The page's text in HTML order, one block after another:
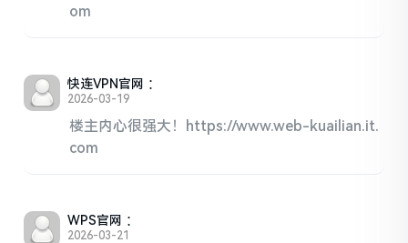
om
快连VPN官网 ：
2026-03-19
楼主内心很强大！https://www.web-kuailian.it.
com
WPS官网 ：
2026-03-21